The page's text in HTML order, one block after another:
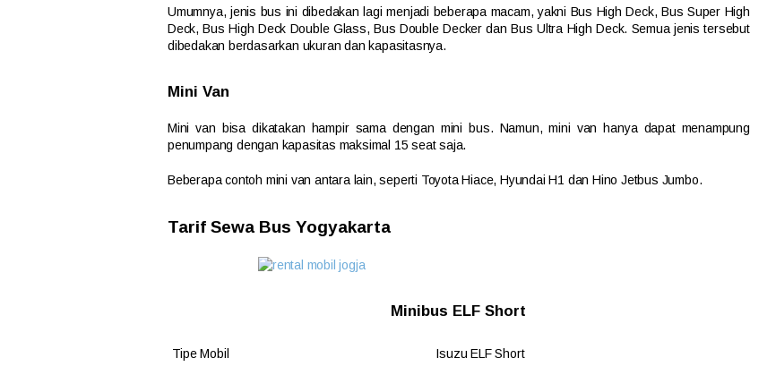
Umumnya, jenis bus ini dibedakan lagi menjadi beberapa macam, yakni Bus High Deck, Bus Super High
Deck, Bus High Deck Double Glass, Bus Double Decker dan Bus Ultra High Deck. Semua jenis tersebut
dibedakan berdasarkan ukuran dan kapasitasnya.
Mini Van
Mini van bisa dikatakan hampir sama dengan mini bus. Namun, mini van hanya dapat menampung
penumpang dengan kapasitas maksimal 15 seat saja.
Beberapa contoh mini van antara lain, seperti Toyota Hiace, Hyundai H1 dan Hino Jetbus Jumbo.
Tarif Sewa Bus Yogyakarta
Minibus ELF Short
Tipe Mobil Isuzu ELF Short